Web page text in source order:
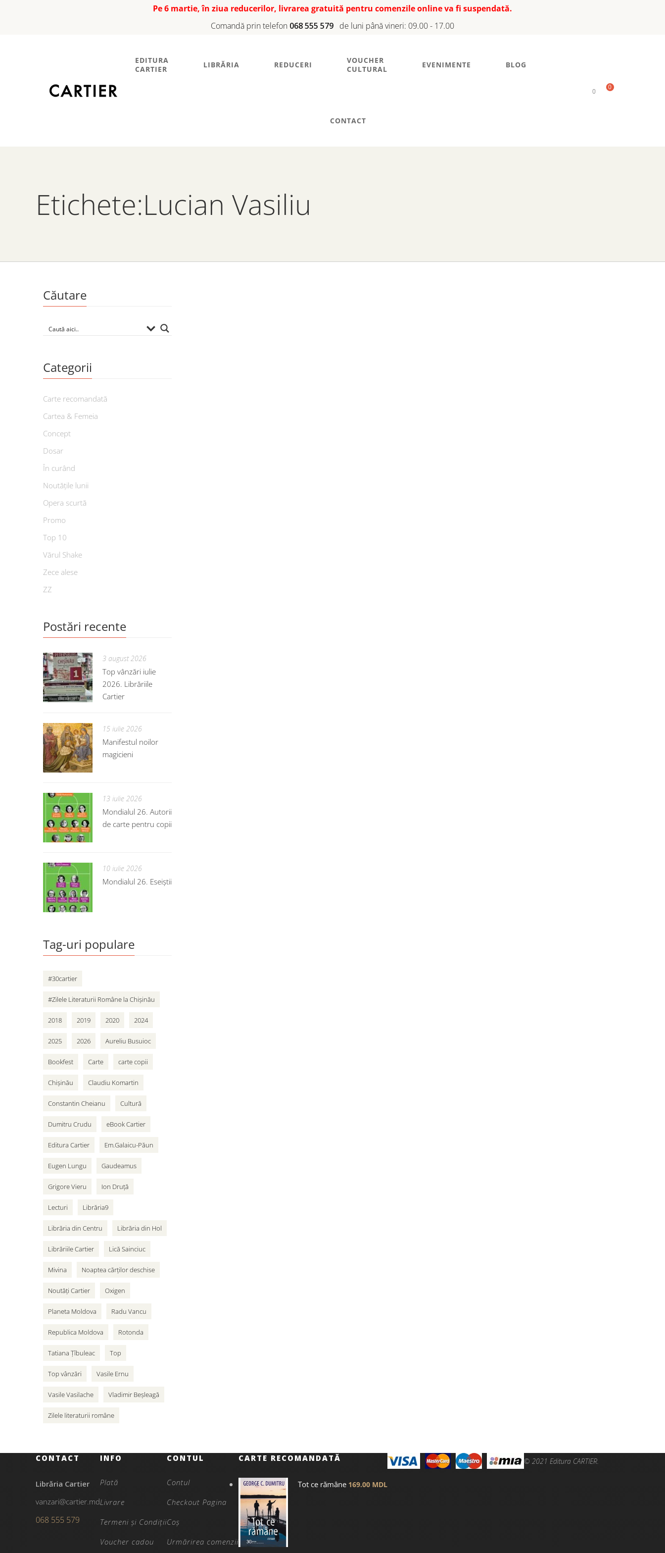
Pe 6 martie, în ziua reducerilor, livrarea gratuită pentru comenzile online va fi suspendată.
Comandă prin telefon 068 555 579 de luni până vineri: 09.00 - 17.00
EDITURA
CARTIER
LIBRĂRIA REDUCERI
VOUCHER
CULTURAL
EVENIMENTE BLOG
CONTACT
0
0
Etichete:Lucian Vasiliu
Căutare
Categorii
Carte recomandată
Cartea & Femeia
Concept
Dosar
În curând
Noutățile lunii
Opera scurtă
Promo
Top 10
Vărul Shake
Zece alese
ZZ
Postări recente
3 august 2026
Top vânzări iulie
2026. Librăriile
Cartier
15 iulie 2026
Manifestul noilor
magicieni
13 iulie 2026
Mondialul 26. Autorii
de carte pentru copii
10 iulie 2026
Mondialul 26. Eseiștii
Tag-uri populare
#30cartier
#Zilele Literaturii Române la Chișinău
2018 2019 2020 2024
2025 2026 Aureliu Busuioc
Bookfest Carte carte copii
Chișinău Claudiu Komartin
Constantin Cheianu Cultură
Dumitru Crudu eBook Cartier
Editura Cartier Em.Galaicu-Păun
Eugen Lungu Gaudeamus
Grigore Vieru Ion Druță
Lecturi Librăria9
Librăria din Centru Librăria din Hol
Librăriile Cartier Lică Sainciuc
Mivina Noaptea cărților deschise
Noutăți Cartier Oxigen
Planeta Moldova Radu Vancu
Republica Moldova Rotonda
Tatiana Țîbuleac Top
Top vânzări Vasile Ernu
Vasile Vasilache Vladimir Beșleagă
Zilele literaturii române
CONTACT
Librăria Cartier
vanzari@cartier.md
068 555 579
INFO
Plată
Livrare
Termeni și Condiții
Voucher cadou
CONTUL
Contul
Checkout Pagina
Coș
Urmărirea comenzii
CARTE RECOMANDATĂ
Tot ce rămâne 169.00 MDL
© 2021 Editura CARTIER.